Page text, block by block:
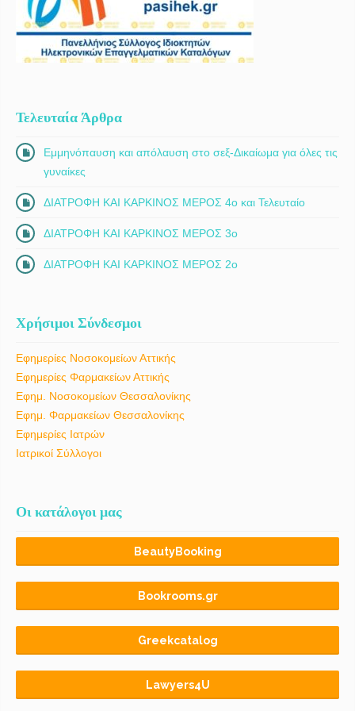
Τελευταία Άρθρα
Εμμηνόπαυση και απόλαυση στο σεξ-Δικαίωμα για όλες τις
γυναίκες
ΔΙΑΤΡΟΦΗ ΚΑΙ ΚΑΡΚΙΝΟΣ ΜΕΡΟΣ 4ο και Τελευταίο
ΔΙΑΤΡΟΦΗ ΚΑΙ ΚΑΡΚΙΝΟΣ ΜΕΡΟΣ 3ο
ΔΙΑΤΡΟΦΗ ΚΑΙ ΚΑΡΚΙΝΟΣ ΜΕΡΟΣ 2ο
Χρήσιμοι Σύνδεσμοι
Εφημερίες Νοσοκομείων Αττικής
Εφημερίες Φαρμακείων Αττικής
Εφημ. Νοσοκομείων Θεσσαλονίκης
Εφημ. Φαρμακείων Θεσσαλονίκης
Εφημερίες Ιατρών
Ιατρικοί Σύλλογοι
Οι κατάλογοι μας
BeautyBooking
Bookrooms.gr
Greekcatalog
Lawyers4U